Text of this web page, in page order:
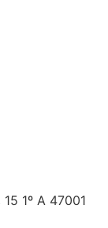
1º A 47001